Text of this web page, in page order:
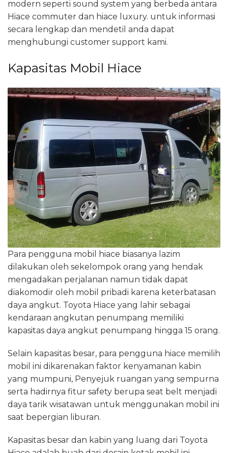
modern seperti sound system yang berbeda antara
Hiace commuter dan hiace luxury. untuk informasi
secara lengkap dan mendetil anda dapat
menghubungi customer support kami.
Kapasitas Mobil Hiace
Para pengguna mobil hiace biasanya lazim
dilakukan oleh sekelompok orang yang hendak
mengadakan perjalanan namun tidak dapat
diakomodir oleh mobil pribadi karena keterbatasan
daya angkut. Toyota Hiace yang lahir sebagai
kendaraan angkutan penumpang memiliki
kapasitas daya angkut penumpang hingga 15 orang.
Selain kapasitas besar, para pengguna hiace memilih
mobil ini dikarenakan faktor kenyamanan kabin
yang mumpuni, Penyejuk ruangan yang sempurna
serta hadirnya fitur safety berupa seat belt menjadi
daya tarik wisatawan untuk menggunakan mobil ini
saat bepergian liburan.
Kapasitas besar dan kabin yang luang dari Toyota